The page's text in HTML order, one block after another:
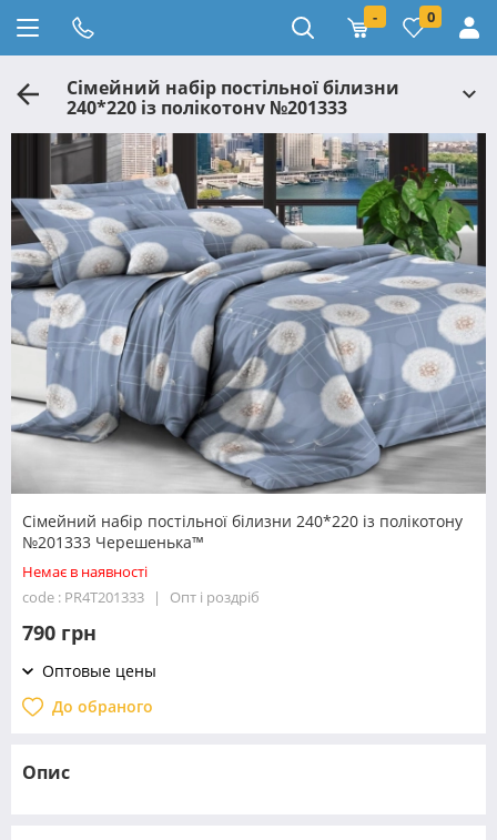
- 0
Сімейний набір постільної білизни
240*220 із полікотону №201333
Черешенька™
Сімейний набір постільної білизни 240*220 із полікотону
№201333 Черешенька™
Немає в наявності
code : PR4T201333
Опт і роздріб
790 грн
Оптовые цены
До обраного
Опис